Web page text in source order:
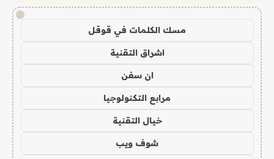
!
مسك الكلمات في قوقل
اشراق التقنية
ان سفن
مرابع التكنولوجيا
خيال التقنية
شوف ويب